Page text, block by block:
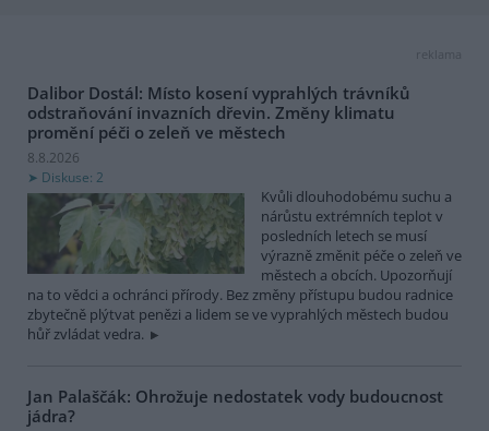
reklama
Dalibor Dostál: Místo kosení vyprahlých trávníků
odstraňování invazních dřevin. Změny klimatu
promění péči o zeleň ve městech
8.8.2026
Diskuse: 2
Kvůli dlouhodobému suchu a
nárůstu extrémních teplot v
posledních letech se musí
výrazně změnit péče o zeleň ve
městech a obcích. Upozorňují
na to vědci a ochránci přírody. Bez změny přístupu budou radnice
zbytečně plýtvat penězi a lidem se ve vyprahlých městech budou
hůř zvládat vedra.
Jan Palaščák: Ohrožuje nedostatek vody budoucnost
jádra?